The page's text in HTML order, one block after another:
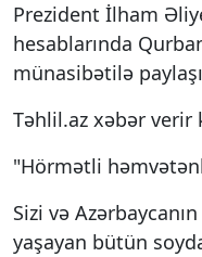
Prezident İlham
hesablarında
münasibətilə
Təhlil.az xəbər verir
"Hörmətli
Sizi və
yaşayan bütün